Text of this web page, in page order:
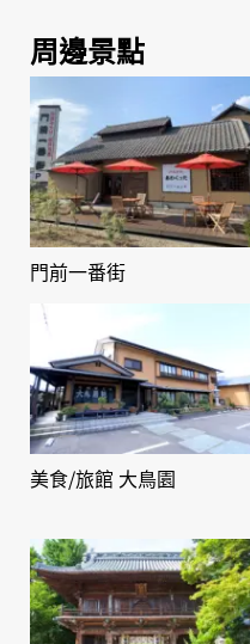
周邊景點
門前一番街
美食/旅館 大鳥園